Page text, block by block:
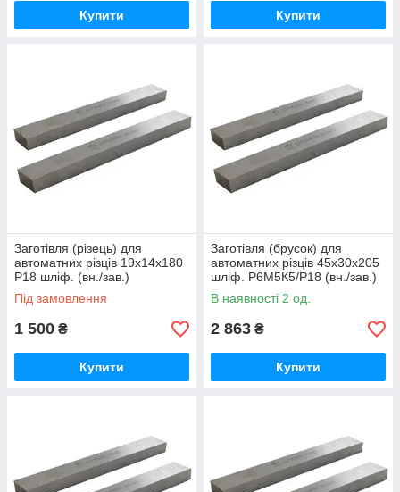
Купити Купити
Заготівля (різець) для
автоматних різців 19х14х180
Р18 шліф. (вн./зав.)
Під замовлення
1 500 ₴
Купити
Заготівля (брусок) для
автоматних різців 45х30х205
шліф. Р6М5К5/Р18 (вн./зав.)
В наявності 2 од.
2 863 ₴
Купити